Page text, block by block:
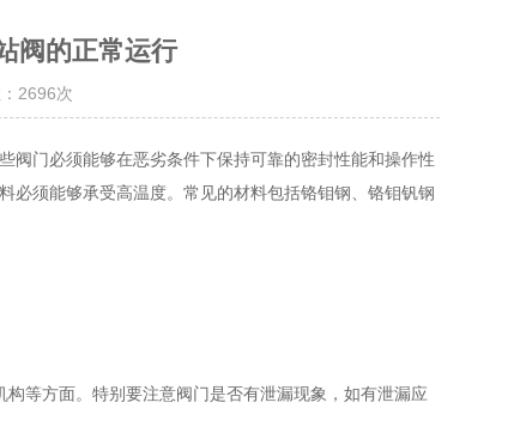
阀的正常运行
2696次
门必须能够在恶劣条件下保持可靠的密封性能和操作性
必须能够承受高温度。常见的材料包括铬钼钢、铬钼钒钢
等方面。特别要注意阀门是否有泄漏现象，如有泄漏应